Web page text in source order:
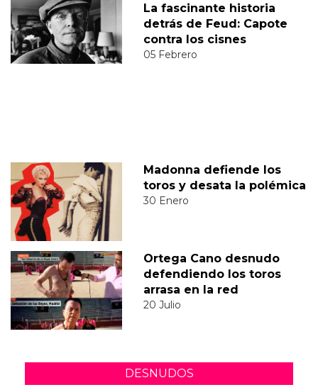
La fascinante historia
detrás de Feud: Capote
contra los cisnes
05 Febrero
Madonna defiende los
toros y desata la polémica
30 Enero
Ortega Cano desnudo
defendiendo los toros
arrasa en la red
20 Julio
DESNUDOS